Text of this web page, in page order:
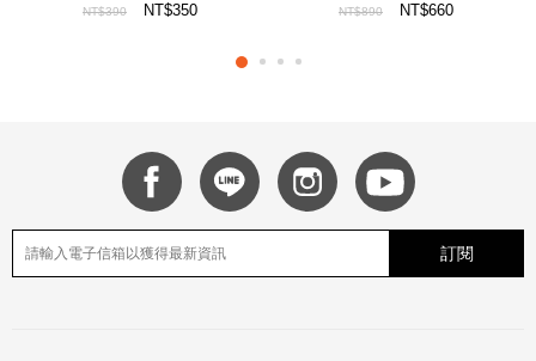
NT$390 NT$350 NT$890 NT$660
訂閱